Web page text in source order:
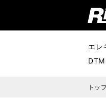
リットーミュージッ
エレ
トッ